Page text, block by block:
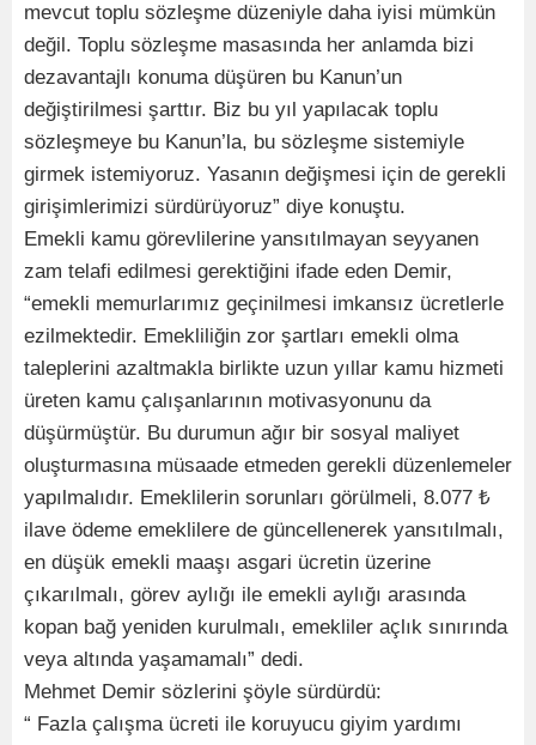
mevcut toplu sözleşme düzeniyle daha iyisi mümkün
değil. Toplu sözleşme masasında her anlamda bizi
dezavantajlı konuma düşüren bu Kanun’un
değiştirilmesi şarttır. Biz bu yıl yapılacak toplu
sözleşmeye bu Kanun’la, bu sözleşme sistemiyle
girmek istemiyoruz. Yasanın değişmesi için de gerekli
girişimlerimizi sürdürüyoruz” diye konuştu.
Emekli kamu görevlilerine yansıtılmayan seyyanen
zam telafi edilmesi gerektiğini ifade eden Demir,
“emekli memurlarımız geçinilmesi imkansız ücretlerle
ezilmektedir. Emekliliğin zor şartları emekli olma
taleplerini azaltmakla birlikte uzun yıllar kamu hizmeti
üreten kamu çalışanlarının motivasyonunu da
düşürmüştür. Bu durumun ağır bir sosyal maliyet
oluşturmasına müsaade etmeden gerekli düzenlemeler
yapılmalıdır. Emeklilerin sorunları görülmeli, 8.077 ₺
ilave ödeme emeklilere de güncellenerek yansıtılmalı,
en düşük emekli maaşı asgari ücretin üzerine
çıkarılmalı, görev aylığı ile emekli aylığı arasında
kopan bağ yeniden kurulmalı, emekliler açlık sınırında
veya altında yaşamamalı” dedi.
Mehmet Demir sözlerini şöyle sürdürdü:
“ Fazla çalışma ücreti ile koruyucu giyim yardımı